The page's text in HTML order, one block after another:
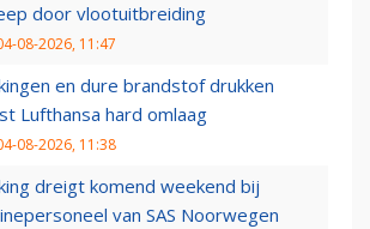
door vlootuitbreiding
08-2026, 11:47
en dure brandstof drukken
Lufthansa hard omlaag
08-2026, 11:38
dreigt komend weekend bij
van SAS Noorwegen